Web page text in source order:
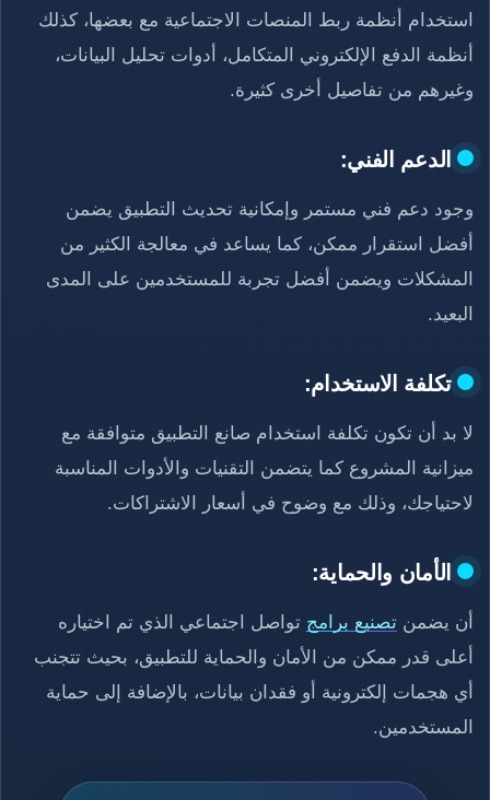
استخدام أنظمة ربط المنصات الاجتماعية مع بعضها، كذلك
أنظمة الدفع الإلكتروني المتكامل، أدوات تحليل البيانات،
وغيرهم من تفاصيل أخرى كثيرة.
الدعم الفني:
وجود دعم فني مستمر وإمكانية تحديث التطبيق يضمن
أفضل استقرار ممكن، كما يساعد في معالجة الكثير من
المشكلات ويضمن أفضل تجربة للمستخدمين على المدى
البعيد.
تكلفة الاستخدام:
لا بد أن تكون تكلفة استخدام صانع التطبيق متوافقة مع
ميزانية المشروع كما يتضمن التقنيات والأدوات المناسبة
لاحتياجك، وذلك مع وضوح في أسعار الاشتراكات.
الأمان والحماية:
أن يضمن تصنيع برامج تواصل اجتماعي الذي تم اختياره
أعلى قدر ممكن من الأمان والحماية للتطبيق، بحيث تتجنب
أي هجمات إلكترونية أو فقدان بيانات، بالإضافة إلى حماية
المستخدمين.